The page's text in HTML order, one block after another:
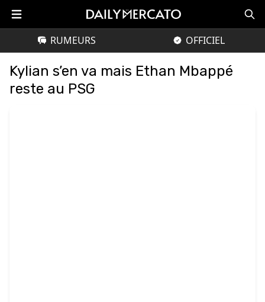
RUMEURS OFFICIEL
Kylian s’en va mais Ethan Mbappé
reste au PSG